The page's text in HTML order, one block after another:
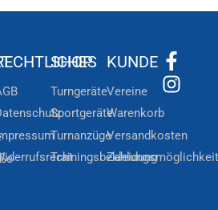
SHOP
Turngeräte
Sportgeräte
Turnanzüge
Trainingsbekleidung
KUNDE
Vereine
Warenkorb
Versandkosten